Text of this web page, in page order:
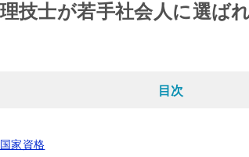
技士が若手社会人に選ば
目次
家資格